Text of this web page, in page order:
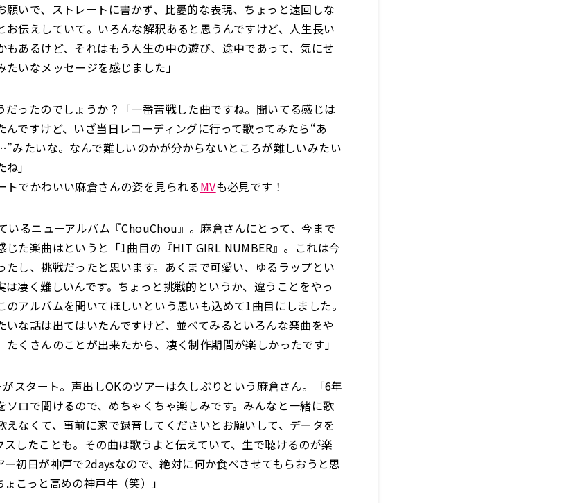
願いで、ストレートに書かず、比憂的な表現、ちょっと遠回しな
お伝えしていて。いろんな解釈あると思うんですけど、人生長い
もあるけど、それはもう人生の中の遊び、途中であって、気にせ
いなメッセージを感じました」
だったのでしょうか？「一番苦戦した曲ですね。聞いてる感じは
んですけど、いざ当日レコーディングに行って歌ってみたら“あ
みたいな。なんで難しいのかが分からないところが難しいみたい
」
トでかわいい麻倉さんの姿を見られるMVも必見です！
いるニューアルバム『ChouChou』。麻倉さんにとって、今まで
じた楽曲はというと「1曲目の『HIT GIRL NUMBER』。これは今
たし、挑戦だったと思います。あくまで可愛い、ゆるラップとい
は凄く難しいんです。ちょっと挑戦的というか、違うことをやっ
のアルバムを聞いてほしいという思いも込めて1曲目にしました。
いな話は出てはいたんですけど、並べてみるといろんな楽曲をや
たくさんのことが出来たから、凄く制作期間が楽しかったです」
スタート。声出しOKのツアーは久しぶりという麻倉さん。「6年
ソロで聞けるので、めちゃくちゃ楽しみです。みんなと一緒に歌
えなくて、事前に家で録音してくださいとお願いして、データを
スしたことも。その曲は歌うよと伝えていて、生で聴けるのが楽
ー初日が神戸で2daysなので、絶対に何か食べさせてもらおうと思
こっと高めの神戸牛（笑）」